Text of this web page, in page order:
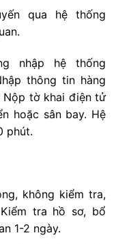
qua hệ thống
nhập hệ thống
thông tin hàng
Nộp tờ khai điện tử
hoặc sân bay. Hệ
phút.
không kiểm tra,
tra hồ sơ, bổ
1-2 ngày.